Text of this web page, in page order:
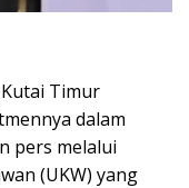
Timur
dalam
pers melalui
(UKW) yang